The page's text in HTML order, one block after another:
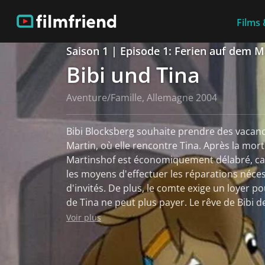
Films
Saison 1 | Episode 1: Ferien auf dem
Bibi und Tina
Aventure/Famille, Allemagne 2004
Bibi Blocksberg souhaite prendre des
Martin, où elle rencontre Tina. Après la
Martinshof est économiquement délabré,
les moyens d'effectuer les réparations
d'invités. De plus, le comte exige un loyer
de Tina ne peut plus payer. Le rêve de Bibi devient réalité : des
vacances dans une ferme équestre ! Mais à
que la famille Martin n'a plus les moyens
doit être vidée et tous les animaux vendus.
Les deux filles sont les meilleures amies du
Voir plus